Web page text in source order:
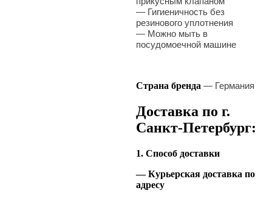
— Гигиеничность без
резинового уплотнения
— Можно мыть в
посудомоечной машине
Страна бренда — Германия
Доставка по г.
Санкт-Петербург:
1. Способ доставки
— Курьерская доставка по
адресу